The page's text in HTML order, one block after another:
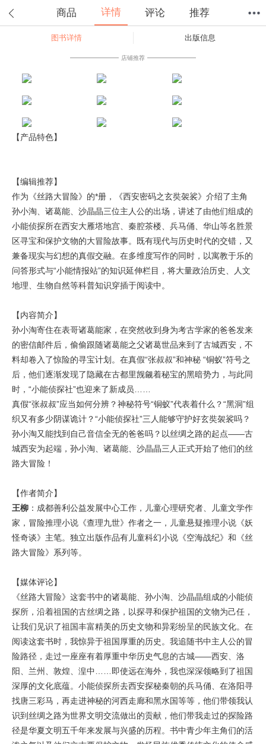
商品 详情 评论 推荐
图书详情 出版信息
店铺推荐
【产品特色】
【编辑推荐】
作为《丝路大冒险》的*册，《西安密码之玄奘袈裟》介绍了主角
孙小淘、诸葛能、沙晶晶三位主人公的出场，讲述了由他们组成的
小能侦探所在西安大雁塔地宫、秦腔茶楼、兵马俑、华山等名胜景
区寻宝和保护文物的大冒险故事。既有现代与历史时代的交错，又
兼备现实与幻想的真假交融。在多维度写作的同时，以寓教于乐的
问答形式与“小能情报站”的知识延伸栏目，将大量政治历史、人文
地理、生物自然等科普知识穿插于阅读中。
【内容简介】
孙小淘寄住在表哥诸葛能家，在突然收到身为考古学家的爸爸发来
的密信邮件后，偷偷跟随诸葛能之父诸葛世品来到了古城西安，不
料却卷入了惊险的寻宝计划。在真假“张叔叔”和神秘 “铜蚁”符号之
后，他们逐渐发现了隐藏在古都里觊觎着秘宝的黑暗势力，与此同
时，“小能侦探社”也迎来了新成员……
真假“张叔叔”应当如何分辨？神秘符号“铜蚁”代表着什么？“黑洞”组
织又有多少阴谋诡计？“小能侦探社”三人能够守护好玄奘袈裟吗？
孙小淘又能找到自己音信全无的爸爸吗？以丝绸之路的起点——古
城西安为起端，孙小淘、诸葛能、沙晶晶三人正式开始了他们的丝
路大冒险！
【作者简介】
王柳 ：成都善利公益发展中心工作，儿童心理研究者、儿童文学作
家，冒险推理小说《查理九世》作者之一，儿童悬疑推理小说《妖
怪奇谈》主笔。独立出版作品有儿童科幻小说《空海战纪》和《丝
路大冒险》系列等。
【媒体评论】
《丝路大冒险》这套书中的诸葛能、孙小淘、沙晶晶组成的小能侦
探所，沿着祖国的古丝绸之路，以探寻和保护祖国的文物为己任，
让我们见识了祖国丰富精美的历史文物和异彩纷呈的民族文化。在
阅读这套书时，我惊异于祖国厚重的历史。我追随书中主人公的冒
险路径，走过一座座有着厚重中华历史气息的古城——西安、洛
阳、兰州、敦煌、湟中……即使远在海外，我也深深领略到了祖国
深厚的文化底蕴。小能侦探所去西安探秘秦朝的兵马俑、在洛阳寻
找唐三彩马，再走进神秘的河西走廊和黑水国等等，他们带领我认
识到丝绸之路为世界文明交流做出的贡献，他们带我走过的探险路
径是华夏文明五千年来发展与兴盛的历程。书中青少年主角们的活